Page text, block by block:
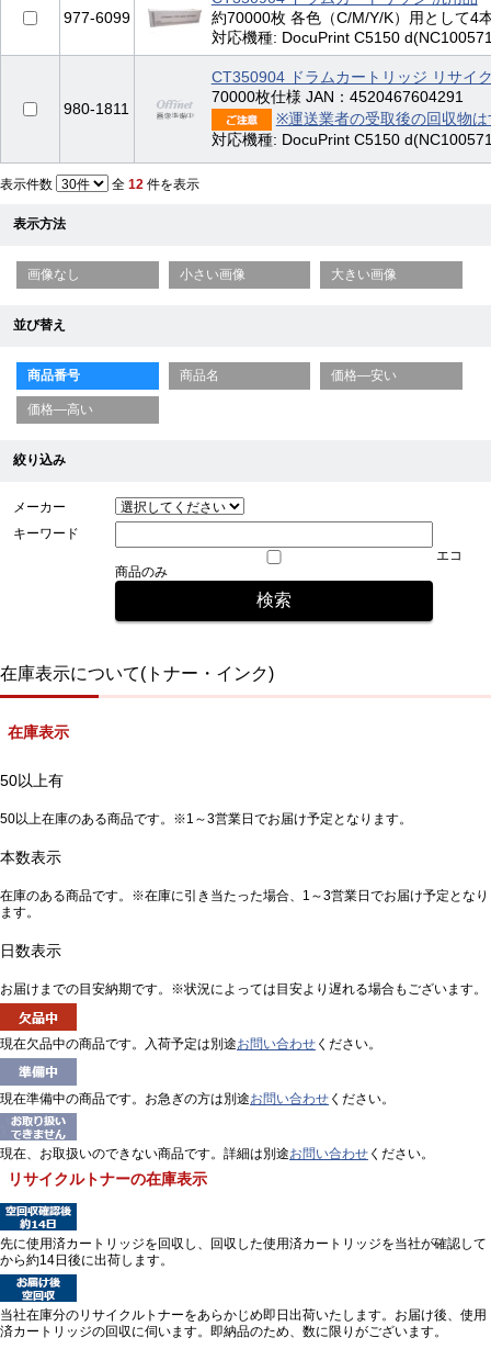
977-6099
約70000枚 各色（C/M/Y/K）用として4
対応機種: DocuPrint C5150
980-1811
CT350904 ドラムカートリッジ リサイ
70000枚仕様 JAN：4520467604291
※運送業者の受取後の回収物
対応機種: DocuPrint C5150
表示件数 全 12 件を表示
表示方法
画像なし 小さい画像 大きい画像
並び替え
商品番号 商品名 価格—安い
価格—高い
絞り込み
メーカー
キーワード
エコ
商品のみ
在庫表示について(トナー・インク)
在庫表示
50以上有
50以上在庫のある商品です。※1～3営業日でお届け予定となります。
本数表示
在庫のある商品です。※在庫に引き当たった場合、1～3営業日でお届け予定となり
ます。
日数表示
お届けまでの目安納期です。※状況によっては目安より遅れる場合もございます。
現在欠品中の商品です。入荷予定は別途お問い合わせ ください。
現在準備中の商品です。お急ぎの方は別途お問い合わせ ください。
現在、お取扱いのできない商品です。詳細は別途お問い合わせ ください。
リサイクルトナーの在庫表示
先に使用済カートリッジを回収し、回収した使用済カートリッジを当社が確認して
から約14日後に出荷します。
当社在庫分のリサイクルトナーをあらかじめ即日出荷いたします。お届け後、使用
済カートリッジの回収に伺います。即納品のため、数に限りがございます。